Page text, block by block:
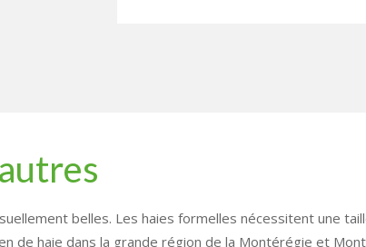
belles. Les haies formelles nécessitent une
de haie dans la grande région de la Montérégie et